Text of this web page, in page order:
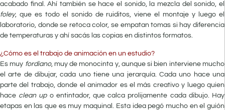
acabado final. Ahí también se hace el sonido, la mezcla del sonido, el
foley, que es todo el sonido de ruiditos, viene el montaje y luego el
laboratorio, donde se retoca color, se empatan tomas si hay diferencia
de temperaturas y ahí sacás las copias en distintos formatos.
¿Cómo es el trabajo de animación en un estudio?
Es muy fordiano, muy de monocinta y, aunque si bien interviene mucho
el arte de dibujar, cada uno tiene una jerarquía. Cada uno hace una
parte del trabajo, donde el animador es el más creativo y luego quien
hace clean upo entintador, que calca prolijamente cada dibujo. Hay
etapas en las que es muy maquinal. Esta idea pegó mucho en el guión